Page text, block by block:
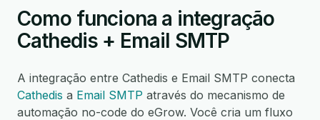
Como funciona a integração
Cathedis + Email SMTP
A integração entre Cathedis e Email SMTP conecta
Cathedis a Email SMTP através do mecanismo de
automação no-code do eGrow. Você cria um fluxo